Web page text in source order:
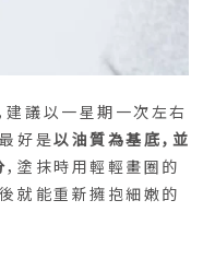
建議以一星期一次左右
好是以油質為基底，並
，塗抹時用輕輕畫圈的
就能重新擁抱細嫩的